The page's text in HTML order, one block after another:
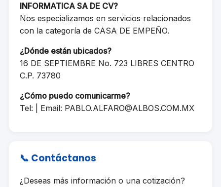
INFORMATICA SA DE CV?
Nos especializamos en servicios relacionados
con la categoría de CASA DE EMPEÑO.
¿Dónde están ubicados?
16 DE SEPTIEMBRE No. 723 LIBRES CENTRO
C.P. 73780
¿Cómo puedo comunicarme?
Tel: | Email: PABLO.ALFARO@ALBOS.COM.MX
📞 Contáctanos
¿Deseas más información o una cotización?